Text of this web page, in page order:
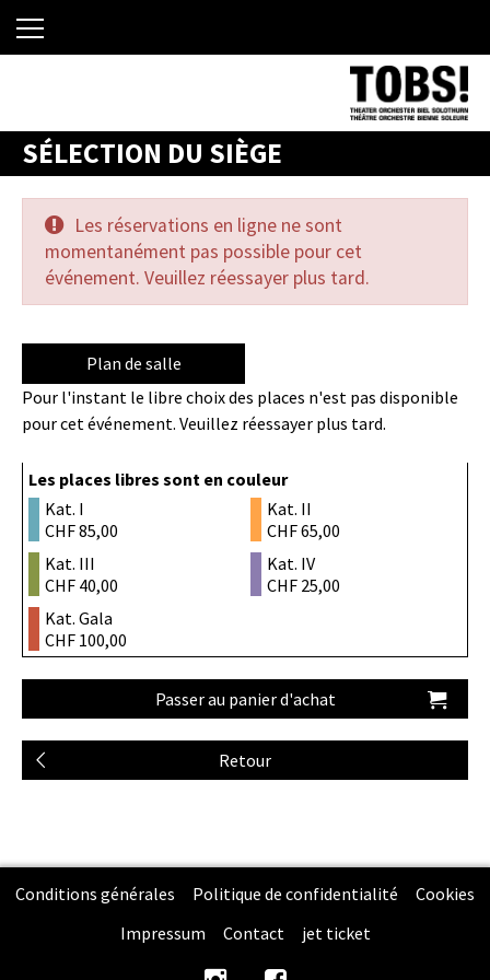
SÉLECTION DU SIÈGE
Les réservations en ligne ne sont
momentanément pas possible pour cet
événement. Veuillez réessayer plus tard.
Plan de salle
Pour l'instant le libre choix des places n'est pas disponible
pour cet événement. Veuillez réessayer plus tard.
Les places libres sont en couleur
Kat. I
CHF 85,00
Kat. II
CHF 65,00
Kat. III
CHF 40,00
Kat. IV
CHF 25,00
Kat. Gala
CHF 100,00
Conditions générales Politique de confidentialité
Cookies
Impressum
Contact jet ticket